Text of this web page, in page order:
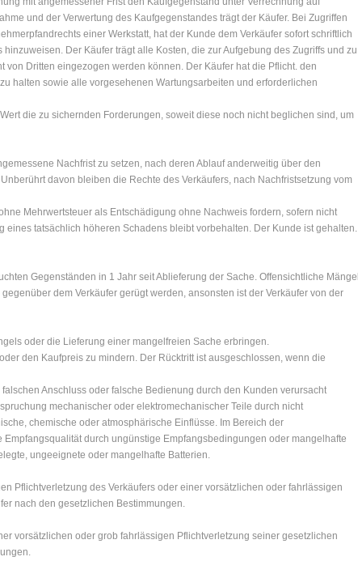
und der Verwertung des Kaufgegenstandes trägt der Käufer. Bei Zugriffen
einer Werkstatt, hat der Kunde dem Verkäufer sofort schriftlich
Der Käufer trägt alle Kosten, die zur Aufgebung des Zugriffs und zu
Dritten eingezogen werden können. Der Käufer hat die Pflicht. den
halten sowie alle vorgesehenen Wartungsarbeiten und erforderlichen
die zu sichernden Forderungen, soweit diese noch nicht beglichen sind, um
Nachfrist zu setzen, nach deren Ablauf anderweitig über den
davon bleiben die Rechte des Verkäufers, nach Nachfristsetzung vom
Mehrwertsteuer als Entschädigung ohne Nachweis fordern, sofern nicht
tatsächlich höheren Schadens bleibt vorbehalten. Der Kunde ist gehalten.
Gegenständen in 1 Jahr seit Ablieferung der Sache. Offensichtliche Mängel
dem Verkäufer gerügt werden, ansonsten ist der Verkäufer von der
oder die Lieferung einer mangelfreien Sache erbringen.
den Kaufpreis zu mindern. Der Rücktritt ist ausgeschlossen, wenn die
Anschluss oder falsche Bedienung durch den Kunden verursacht
mechanischer oder elektromechanischer Teile durch nicht
chemische oder atmosphärische Einflüsse. Im Bereich der
durch ungünstige Empfangsbedingungen oder mangelhafte
ungeeignete oder mangelhafte Batterien.
Pflichtverletzung des Verkäufers oder einer vorsätzlichen oder fahrlässigen
nach den gesetzlichen Bestimmungen.
vorsätzlichen oder grob fahrlässigen Pflichtverletzung seiner gesetzlichen